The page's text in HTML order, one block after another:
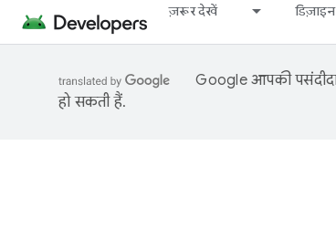
ज़रूर देखें
Google आपकी
हो सकती हैं.